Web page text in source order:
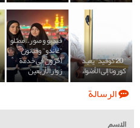
"20 كوفيد" يعيد
كورونا إلى الأضواء
فيديو و صور.. ممثلو
"غاندو" وفنانون
آخرون في خدمة
زوار الأربعين
الرسالة